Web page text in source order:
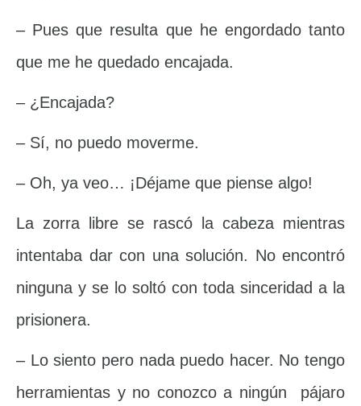
– Pues que resulta que he engordado tanto
que me he quedado encajada.
– ¿Encajada?
– Sí, no puedo moverme.
– Oh, ya veo… ¡Déjame que piense algo!
La zorra libre se rascó la cabeza mientras
intentaba dar con una solución. No encontró
ninguna y se lo soltó con toda sinceridad a la
prisionera.
– Lo siento pero nada puedo hacer. No tengo
herramientas y no conozco a ningún pájaro